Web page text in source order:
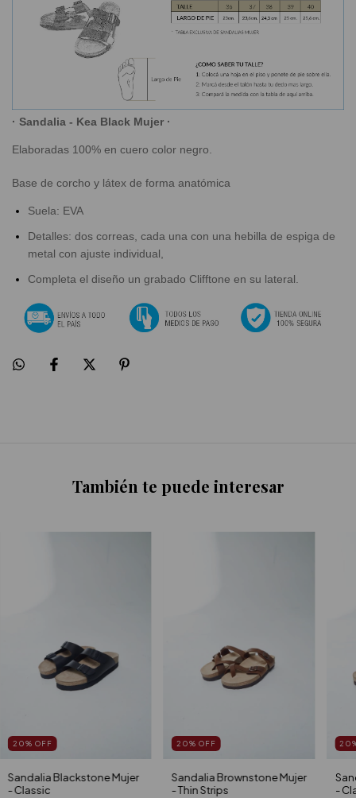
· Sandalia - Kea Black Mujer ·
Elaboradas 100% en cuero color negro.
Base de corcho y látex de forma anatómica
Suela: EVA
Detalles: dos correas, cada una con una hebilla de espiga de
metal con ajuste individual,
Completa el diseño un grabado Clifftone en su lateral.
También te puede interesar
20% OFF
Sandalia Blackstone Mujer
- Classic
20% OFF
Sandalia Brownstone Mujer
- Thin Strips
20
-